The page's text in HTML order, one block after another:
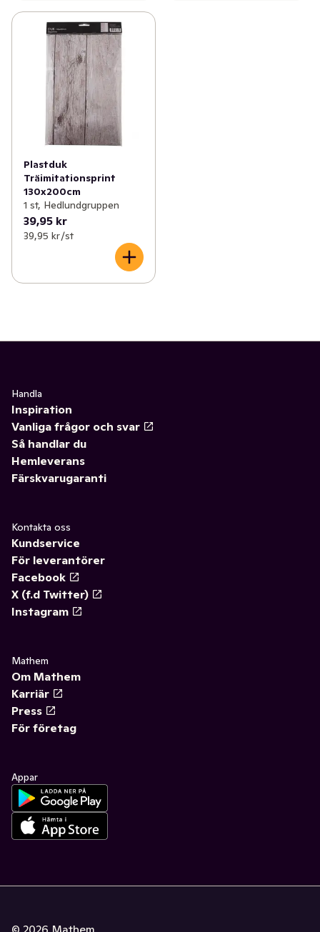
Plastduk
Träimitationsprint
130x200cm
1 st, Hedlundgruppen
39,95 kr
39,95 kr /st
Handla
Inspiration
Vanliga frågor och svar
Så handlar du
Hemleverans
Färskvarugaranti
Kontakta oss
Kundservice
För leverantörer
Facebook
X (f.d Twitter)
Instagram
Mathem
Om Mathem
Karriär
Press
För företag
Appar
© 2026 Mathem